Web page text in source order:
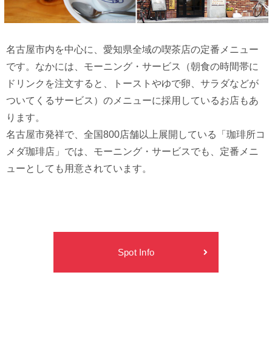
名古屋市内を中心に、愛知県全域の喫茶店の定番メニュー
です。なかには、モーニング・サービス（朝食の時間帯に
ドリンクを注文すると、トーストやゆで卵、サラダなどが
ついてくるサービス）のメニューに採用しているお店もあ
ります。
名古屋市発祥で、全国800店舗以上展開している「珈琲所コ
メダ珈琲店」では、モーニング・サービスでも、定番メニ
ューとしても用意されています。
Spot Info